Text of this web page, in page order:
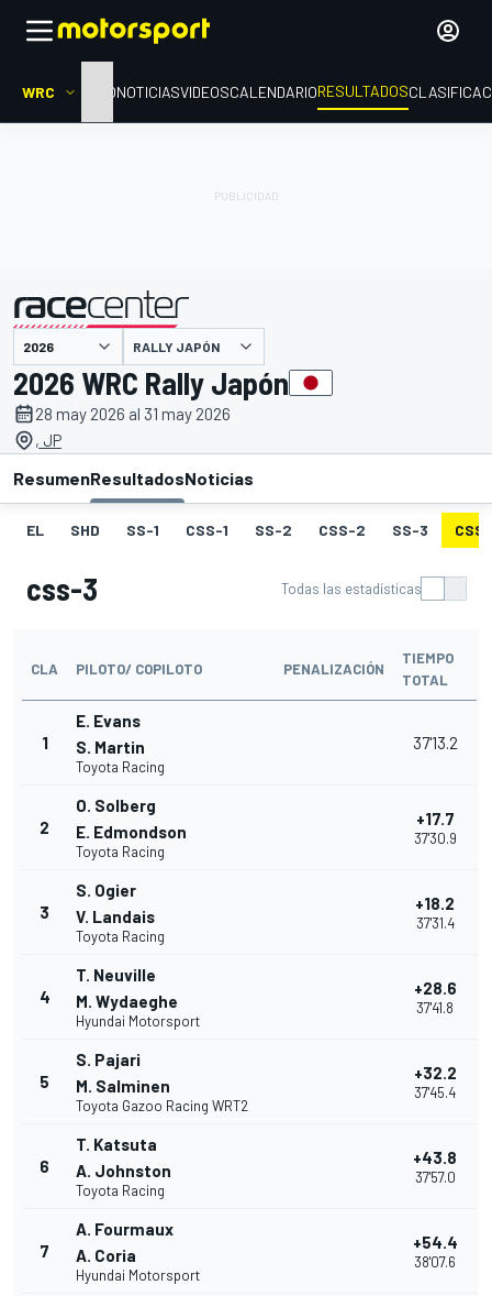
WRC INICIONOTICIASVIDEOSCALENDARIORESULTADOS
presentado por RALLY JAPÓN
2026 WRC Rally Japón
28 may 2026 al 31 may 2026
, JP
ResumenResultadosNoticias
EL SHD SS-1 CSS-1 SS-2 CSS-2 SS-3
css-3 Todas las estadísticas
CLA PILOTO/ COPILOTO PENALIZACIÓN
TIEMPO
TOTAL
1
E. Evans
S. Martin
Toyota Racing
37'13.2
2
O. Solberg
E. Edmondson
Toyota Racing
+17.7
37'30.9
3
S. Ogier
V. Landais
Toyota Racing
+18.2
37'31.4
4
T. Neuville
M. Wydaeghe
Hyundai Motorsport
+28.6
37'41.8
5
S. Pajari
M. Salminen
Toyota Gazoo Racing WRT2
+32.2
37'45.4
6
T. Katsuta
A. Johnston
Toyota Racing
+43.8
37'57.0
7
A. Fourmaux
A. Coria
Hyundai Motorsport
+54.4
38'07.6